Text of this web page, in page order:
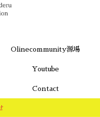
Olinecommunity源場
Youtube
Contact